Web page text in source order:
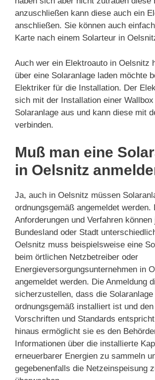
anzuschließen kann diese auch ein
anschließen. Sie können auch
Karte nach einem Solarteur in
Auch wer ein Elektroauto in Oelsnitz
über eine Solaranlage laden möchte
Elektriker für die Installation. Der
sich mit der Installation einer
Solaranlage aus und kann diese mit
verbinden.
Muß man eine
in Oelsnitz
Ja, auch in Oelsnitz müssen
ordnungsgemäß angemeldet werden.
Anforderungen und Verfahren können
Bundesland oder Stadt
Oelsnitz muss beispielsweise eine
beim örtlichen Netzbetreiber oder
Energieversorgungsunternehmen in
angemeldet werden. Die Anmeldung
sicherzustellen, dass die Solaranlage
ordnungsgemäß installiert ist und
Vorschriften und Standards
hinaus ermöglicht sie es den
Informationen über die installierte
erneuerbarer Energien zu sammeln
gegebenenfalls die Netzeinspeisung